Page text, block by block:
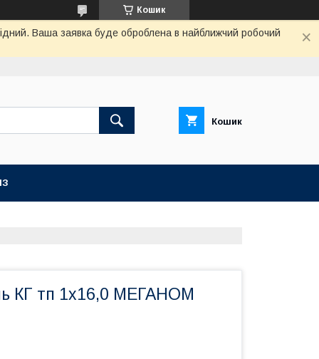
Кошик
Ваша заявка буде оброблена в найближчий робочий
Кошик
КГ тп 1х16,0 МЕГАНОМ